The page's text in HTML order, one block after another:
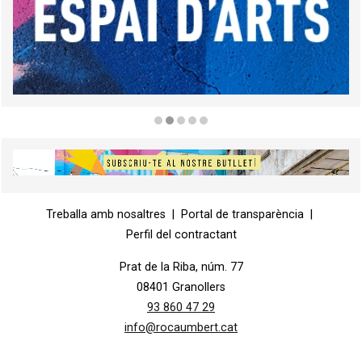
Treballa amb nosaltres
Portal de transparència
Perfil del contractant
Prat de la Riba, núm. 77
08401 Granollers
93 860 47 29
info@rocaumbert.cat